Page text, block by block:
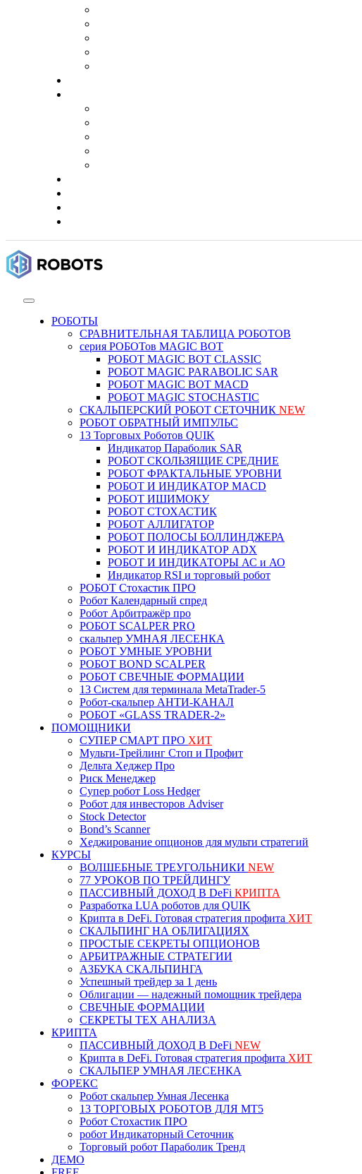
РОБОТЫ
СРАВНИТЕЛЬНАЯ ТАБЛИЦА РОБОТОВ
серия РОБОТов MAGIC BOT
РОБОТ MAGIC BOT CLASSIC
РОБОТ MAGIC PARABOLIC SAR
РОБОТ MAGIC BOT MACD
РОБОТ MAGIC STOCHASTIC
СКАЛЬПЕРСКИЙ РОБОТ СЕТОЧНИК NEW
РОБОТ ОБРАТНЫЙ ИМПУЛЬС
13 Торговых Роботов QUIK
Индикатор Параболик SAR
РОБОТ СКОЛЬЗЯЩИЕ СРЕДНИЕ
РОБОТ ФРАКТАЛЬНЫЕ УРОВНИ
РОБОТ И ИНДИКАТОР MACD
РОБОТ ИШИМОКУ
РОБОТ СТОХАСТИК
РОБОТ АЛЛИГАТОР
РОБОТ ПОЛОСЫ БОЛЛИНДЖЕРА
РОБОТ И ИНДИКАТОР ADX
РОБОТ И ИНДИКАТОРЫ АС и АО
Индикатор RSI и торговый робот
РОБОТ Стохастик ПРО
Робот Календарный спред
Робот Арбитражёр про
РОБОТ SCALPER PRO
скальпер УМНАЯ ЛЕСЕНКА
РОБОТ УМНЫЕ УРОВНИ
РОБОТ BOND SCALPER
РОБОТ СВЕЧНЫЕ ФОРМАЦИИ
13 Систем для терминала MetaTrader-5
Робот-скальпер АНТИ-КАНАЛ
РОБОТ «GLASS TRADER-2»
ПОМОЩНИКИ
СУПЕР СМАРТ ПРО ХИТ
Мульти-Трейлинг Стоп и Профит
Дельта Хеджер Про
Риск Менеджер
Супер робот Loss Hedger
Робот для инвесторов Adviser
Stock Detector
Bond’s Scanner
Хеджирование опционов для мульти стратегий
КУРСЫ
ВОЛШЕБНЫЕ ТРЕУГОЛЬНИКИ NEW
77 УРОКОВ ПО ТРЕЙДИНГУ
ПАССИВНЫЙ ДОХОД В DeFi КРИПТА
Разработка LUA роботов для QUIK
Крипта в DeFi. Готовая стратегия профита ХИТ
СКАЛЬПИНГ НА ОБЛИГАЦИЯХ
ПРОСТЫЕ СЕКРЕТЫ ОПЦИОНОВ
АРБИТРАЖНЫЕ СТРАТЕГИИ
АЗБУКА СКАЛЬПИНГА
Успешный трейдер за 1 день
Облигации — надежный помощник трейдера
СВЕЧНЫЕ ФОРМАЦИИ
СЕКРЕТЫ ТЕХ АНАЛИЗА
КРИПТА
ПАССИВНЫЙ ДОХОД В DeFi NEW
Крипта в DeFi. Готовая стратегия профита ХИТ
СКАЛЬПЕР УМНАЯ ЛЕСЕНКА
ФОРЕКС
Робот скальпер Умная Лесенка
13 ТОРГОВЫХ РОБОТОВ ДЛЯ МТ5
Робот Стохастик ПРО
робот Индикаторный Сеточник
Торговый робот Параболик Тренд
ДЕМО